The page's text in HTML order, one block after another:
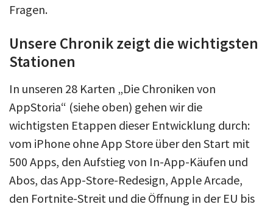
Fragen.
Unsere Chronik zeigt die wichtigsten
Stationen
In unseren 28 Karten „Die Chroniken von
AppStoria“ (siehe oben) gehen wir die
wichtigsten Etappen dieser Entwicklung durch:
vom iPhone ohne App Store über den Start mit
500 Apps, den Aufstieg von In-App-Käufen und
Abos, das App-Store-Redesign, Apple Arcade,
den Fortnite-Streit und die Öffnung in der EU bis